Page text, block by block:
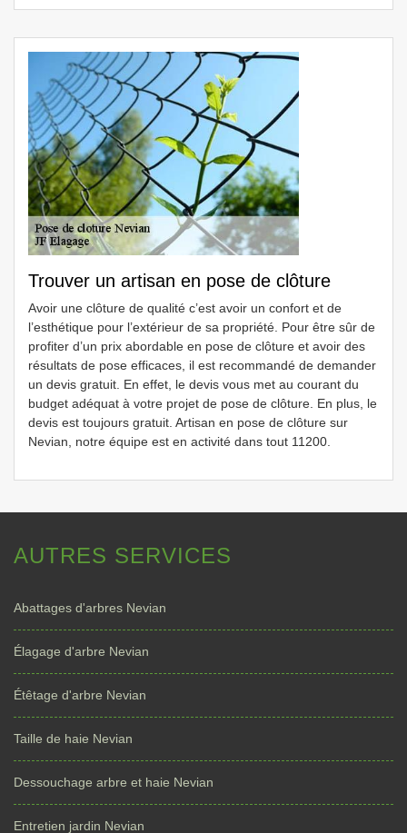
Trouver un artisan en pose de clôture
Avoir une clôture de qualité c’est avoir un confort et de
l’esthétique pour l’extérieur de sa propriété. Pour être sûr de
profiter d’un prix abordable en pose de clôture et avoir des
résultats de pose efficaces, il est recommandé de demander
un devis gratuit. En effet, le devis vous met au courant du
budget adéquat à votre projet de pose de clôture. En plus, le
devis est toujours gratuit. Artisan en pose de clôture sur
Nevian, notre équipe est en activité dans tout 11200.
AUTRES SERVICES
Abattages d'arbres Nevian
Élagage d'arbre Nevian
Étêtage d'arbre Nevian
Taille de haie Nevian
Dessouchage arbre et haie Nevian
Entretien jardin Nevian